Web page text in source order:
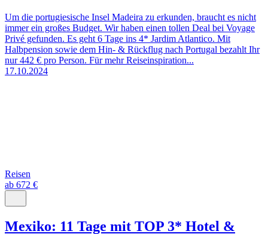
Um die portugiesische Insel Madeira zu erkunden, braucht es nicht
immer ein großes Budget. Wir haben einen tollen Deal bei Voyage
Privé gefunden. Es geht 6 Tage ins 4* Jardim Atlantico. Mit
Halbpension sowie dem Hin- & Rückflug nach Portugal bezahlt Ihr
nur 442 € pro Person. Für mehr Reiseinspiration...
17.10.2024
Reisen
ab 672 €
Mexiko: 11 Tage mit TOP 3* Hotel &